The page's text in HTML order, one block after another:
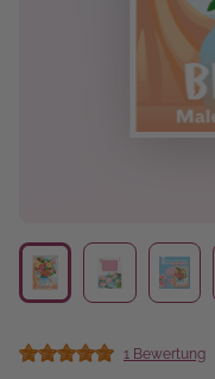
Durchschnittliche
1 Bewertung